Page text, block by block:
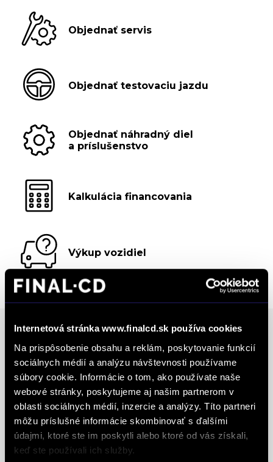
Internetová stránka www.finalcd.sk používa cookies
Na prispôsobenie obsahu a reklám, poskytovanie funkcií
sociálnych médií a analýzu návštevnosti používame
súbory cookie. Informácie o tom, ako používate naše
webové stránky, poskytujeme aj našim partnerom v
oblasti sociálnych médií, inzercie a analýzy. Títo partneri
môžu príslušné informácie skombinovať s ďalšími
údajmi, ktoré ste im poskytli alebo ktoré od vás získali,
keď ste používali ich služby.
Objednať servis
Objednať testovaciu jazdu
Objednať náhradný diel
a príslušenstvo
Kalkulácia financovania
Výkup vozidiel
Ocenenia
FINAL-CD získalo prestížny certifikát AAA Highest
Creditworthiness, tento certifikát je jedným z
najdôležitejších Európskych štandardov
definujúcich kvalitu obchodnej činnosti. Je
medzinárodne uznávanou známkou obchodnej